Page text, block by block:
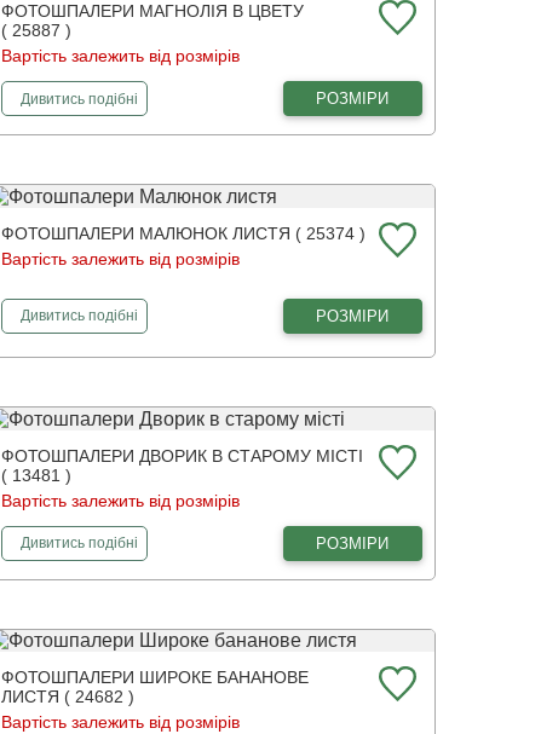
ФОТОШПАЛЕРИ МАГНОЛІЯ В ЦВЕТУ
( 25887 )
Вартість залежить від розмірів
Дивитисьфотошпалери
подібніМагнолія в цвету РОЗМІРИ
ФОТОШПАЛЕРИ МАЛЮНОК ЛИСТЯ ( 25374 )
Вартість залежить від розмірів
Дивитисьфотошпалери
подібніМалюнок листя РОЗМІРИ
ФОТОШПАЛЕРИ ДВОРИК В СТАРОМУ МІСТІ
( 13481 )
Вартість залежить від розмірів
Дивитисьфотошпалери
подібніДворик в старому місті РОЗМІРИ
ФОТОШПАЛЕРИ ШИРОКЕ БАНАНОВЕ
ЛИСТЯ ( 24682 )
Вартість залежить від розмірів